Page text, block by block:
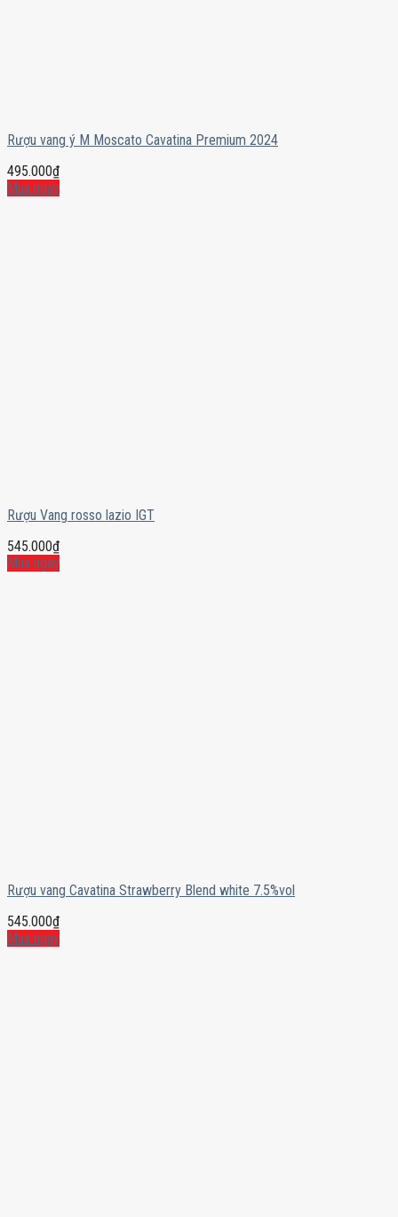
Rượu vang ý M Moscato Cavatina Premium 2024
495.000₫
Mua ngay
Rượu Vang rosso lazio IGT
545.000₫
Mua ngay
Rượu vang Cavatina Strawberry Blend white 7.5%vol
545.000₫
Mua ngay